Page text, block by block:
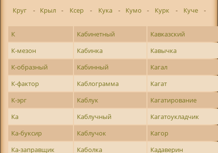
Круг
- Крыл - Ксер - Кука - Кумо - Курк - Куче -
К Кабинетный
Кавказский
К-мезон
Кабинка
Кавычка
К-образный
Кабинный
Кагал
К-фактор
Каблограмма
Кагат
К-эрг
Каблук
Кагатирование
Ка
Каблучный
Кагатоукладчик
Ка-буксир
Каблучок
Кагор
Ка-заправщик
Каболка
Кадаверин